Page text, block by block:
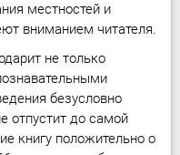
местностей и
вниманием читателя.
не только
безусловно
отпустит до самой
книгу положительно о